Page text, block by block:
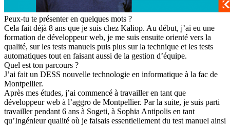
Peux-tu te présenter en quelques mots ?
Cela fait déjà 8 ans que je suis chez Kaliop. Au début, j’ai eu une
formation de développeur web, je me suis ensuite orienté vers la
qualité, sur les tests manuels puis plus sur la technique et les tests
automatiques tout en faisant aussi de la gestion d’équipe.
Quel est ton parcours ?
J’ai fait un DESS nouvelle technologie en informatique à la fac de
Montpellier.
Après mes études, j’ai commencé à travailler en tant que
développeur web à l’aggro de Montpellier. Par la suite, je suis parti
travailler pendant 6 ans à Sogeti, à Sophia Antipolis en tant
qu’Ingénieur qualité où je faisais essentiellement du test manuel ainsi